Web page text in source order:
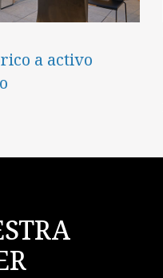
a activo